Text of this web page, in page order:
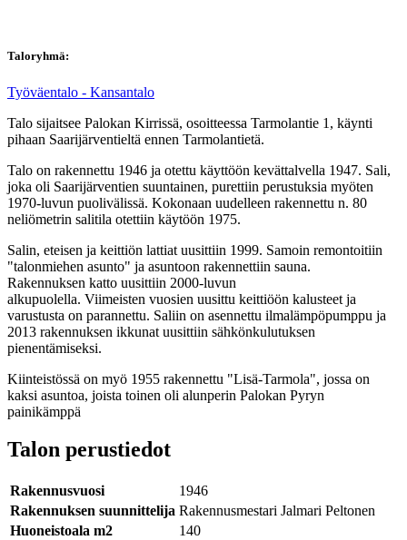
Taloryhmä:
Työväentalo - Kansantalo
Talo sijaitsee Palokan Kirrissä, osoitteessa Tarmolantie 1, käynti
pihaan Saarijärventieltä ennen Tarmolantietä.
Talo on rakennettu 1946 ja otettu käyttöön kevättalvella 1947. Sali,
joka oli Saarijärventien suuntainen, purettiin perustuksia myöten
1970-luvun puolivälissä. Kokonaan uudelleen rakennettu n. 80
neliömetrin salitila otettiin käytöön 1975.
Salin, eteisen ja keittiön lattiat uusittiin 1999. Samoin remontoitiin
"talonmiehen asunto" ja asuntoon rakennettiin sauna.
Rakennuksen katto uusittiin 2000-luvun
alkupuolella. Viimeisten vuosien uusittu keittiöön kalusteet ja
varustusta on parannettu. Saliin on asennettu ilmalämpöpumppu ja
2013 rakennuksen ikkunat uusittiin sähkönkulutuksen
pienentämiseksi.
Kiinteistössä on myö 1955 rakennettu "Lisä-Tarmola", jossa on
kaksi asuntoa, joista toinen oli alunperin Palokan Pyryn
painikämppä
Talon perustiedot
Rakennusvuosi
1946
Rakennuksen suunnittelija Rakennusmestari Jalmari Peltonen
Huoneistoala m2
140